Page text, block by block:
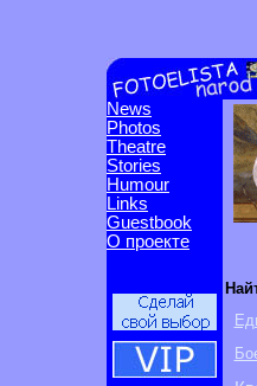
News
Photos
Theatre
Stories
Humour
Links
Guestbook
О проекте